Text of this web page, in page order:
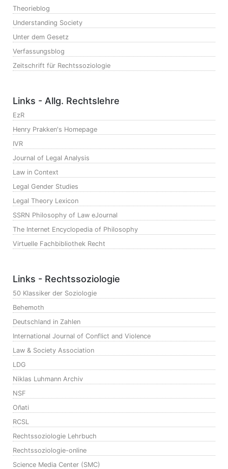
Theorieblog
Understanding Society
Unter dem Gesetz
Verfassungsblog
Zeitschrift für Rechtssoziologie
Links - Allg. Rechtslehre
EzR
Henry Prakken's Homepage
IVR
Journal of Legal Analysis
Law in Context
Legal Gender Studies
Legal Theory Lexicon
SSRN Philosophy of Law eJournal
The Internet Encyclopedia of Philosophy
Virtuelle Fachbibliothek Recht
Links - Rechtssoziologie
50 Klassiker der Soziologie
Behemoth
Deutschland in Zahlen
International Journal of Conflict and Violence
Law & Society Association
LDG
Niklas Luhmann Archiv
NSF
Oñati
RCSL
Rechtssoziologie Lehrbuch
Rechtssoziologie-online
Science Media Center (SMC)